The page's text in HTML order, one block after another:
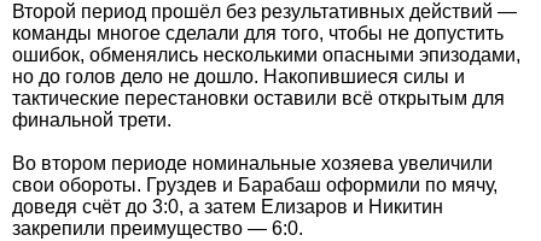
Второй период прошёл без результативных действий —
команды многое сделали для того, чтобы не допустить
ошибок, обменялись несколькими опасными эпизодами,
но до голов дело не дошло. Накопившиеся силы и
тактические перестановки оставили всё открытым для
финальной трети.
Во втором периоде номинальные хозяева увеличили
свои обороты. Груздев и Барабаш оформили по мячу,
доведя счёт до 3:0, а затем Елизаров и Никитин
закрепили преимущество — 6:0.